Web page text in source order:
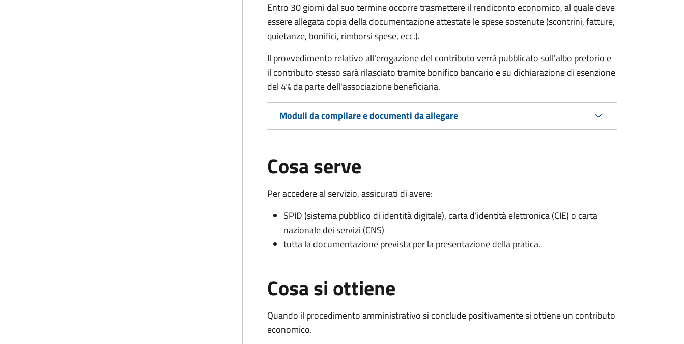
Entro 30 giorni dal suo termine occorre trasmettere il rendiconto economico, al quale deve
essere allegata copia della documentazione attestate le spese sostenute (scontrini, fatture,
quietanze, bonifici, rimborsi spese, ecc.).
Il provvedimento relativo all'erogazione del contributo verrà pubblicatosull'albo pretorio e
il contributo stesso sarà rilasciato tramite bonifico bancario e su dichiarazione di esenzione
del 4% da parte dell'associazione beneficiaria.
Moduli da compilare e documenti da allegare
Cosa serve
Per accedere al servizio, assicurati di avere:
SPID (sistema pubblico di identità digitale), carta d’identità elettronica (CIE) o carta
nazionale dei servizi (CNS)
tutta la documentazione prevista per la presentazione della pratica.
Cosa si ottiene
Quando il procedimento amministrativo si conclude positivamente si ottiene un contributo
economico.